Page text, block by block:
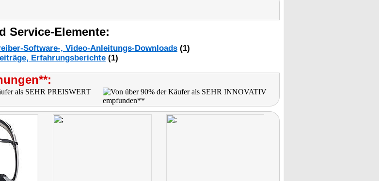
Service-Elemente:
Software-, Video-Anleitungs-Downloads (1)
Erfahrungsberichte (1)